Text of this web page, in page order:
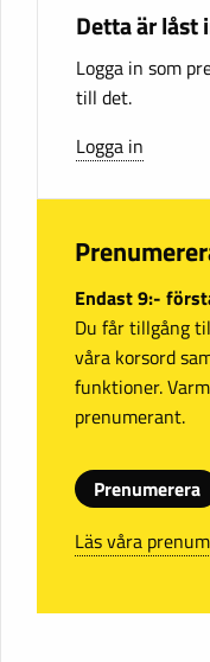
Detta är låst
Logga in som
till det.
Logga in
Endast 9:-
Du får tillgång
våra korsord
funktioner.
prenumerant.
Prenumerera
Läs våra